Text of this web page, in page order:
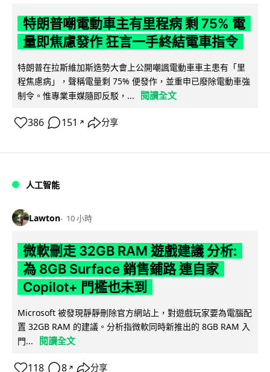
特朗普嘲電動車主有里程病 剩 75% 電
量即焦慮發作 狂言一手終結電車指令
特朗普在拉斯維加斯造勢大會上公開嘲諷電動車車主患有「里
程焦慮病」，聲稱電量剩 75% 便發作，並重申已廢除電動車強
制令。惟專業車媒隨即反駁，...
閱讀全文
386 151 ↗ 分享
人工智能
Lawton 10 小時
微軟刪走 32GB RAM 遊戲建議 分析:
為 8GB Surface 銷售鋪路 連自家
Copilot+ 門檻也未到
Microsoft 被發現靜靜刪除官方網站上，對遊戲玩家要為電腦配
置 32GB RAM 的建議。分析指微軟同時新推出的 8GB RAM 入
門...
閱讀全文
118 8 ↗ 分享